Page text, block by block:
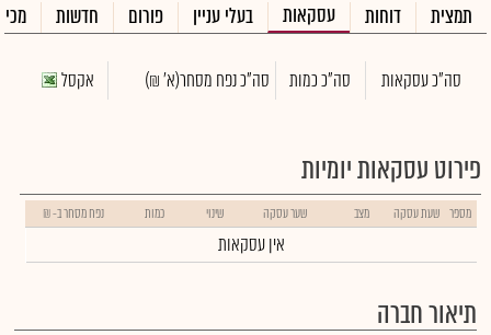
תמצית דוחות עסקאות בעלי עניין פורום חדשות
סה"כ עסקאות סה"כ כמות סה"כ נפח מסחר(א' ₪) אקסל
פירוט עסקאות יומיות
מספר שעת עסקה מצב שער עסקה שינוי כמות נפח מסחר ב- ₪
אין עסקאות
תיאור חברה